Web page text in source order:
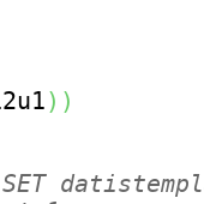
) )
SET